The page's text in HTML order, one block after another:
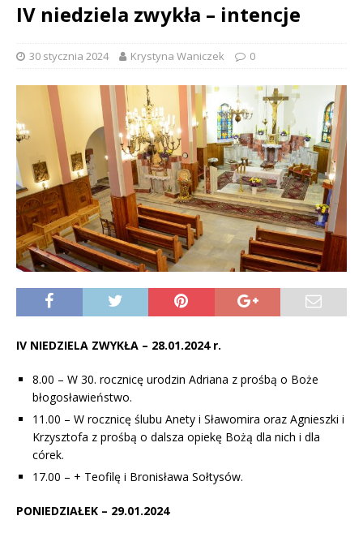
IV niedziela zwykła – intencje
30 stycznia 2024 Krystyna Waniczek 0
IV NIEDZIELA ZWYKŁA – 28.01.2024 r.
8.00 – W 30. rocznicę urodzin Adriana z prośbą o Boże
błogosławieństwo.
11.00 – W rocznicę ślubu Anety i Sławomira oraz Agnieszki i
Krzysztofa z prośbą o dalsza opiekę Bożą dla nich i dla
córek.
17.00 – + Teofilę i Bronisława Sołtysów.
PONIEDZIAŁEK – 29.01.2024